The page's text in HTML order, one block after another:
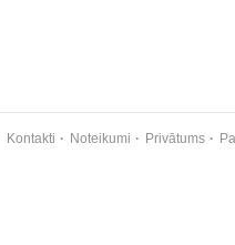
Kontakti Noteikumi Privātums